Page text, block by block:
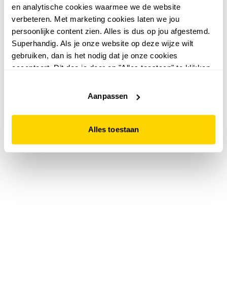
en analytische cookies waarmee we de website
verbeteren. Met marketing cookies laten we jou
persoonlijke content zien. Alles is dus op jou afgestemd.
Superhandig. Als je onze website op deze wijze wilt
gebruiken, dan is het nodig dat je onze cookies
accepteert. Dit doe je door op "Alles toestaan" te klikken.
website niet optimaal functioneert.
Aanpassen
Alles toestaan